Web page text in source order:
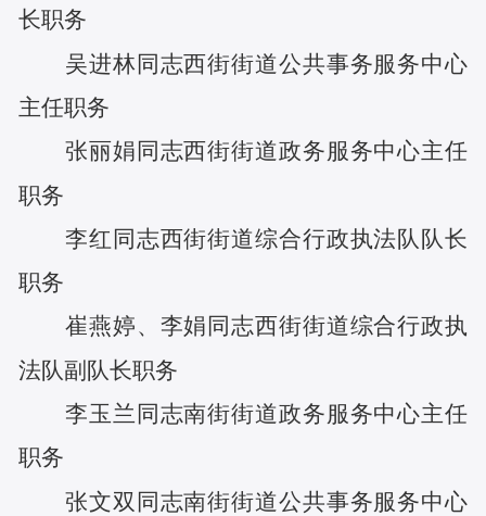
长职务
吴进林同志西街街道公共事务服务中心
主任职务
张丽娟 同志西街街道政务服务中心主任
职务
李红 同志西街街道综合行政执法队队长
职务
崔燕婷、 李娟 同志西街街道综合行政执
法队副队长职务
李玉兰 同志南街街道政务服务中心主任
职务
张文双 同志南街街道公共事务服务中心